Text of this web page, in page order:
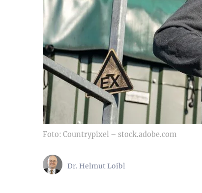
Foto: Countrypixel – stock.adobe.com
Dr. Helmut Loibl